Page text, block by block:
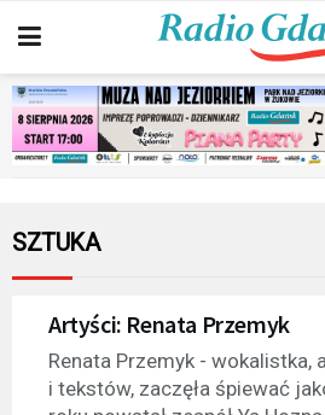
SZTUKA
Artyści: Renata Przemyk
Renata Przemyk - wokalistka,
i tekstów, zaczęła śpiewać